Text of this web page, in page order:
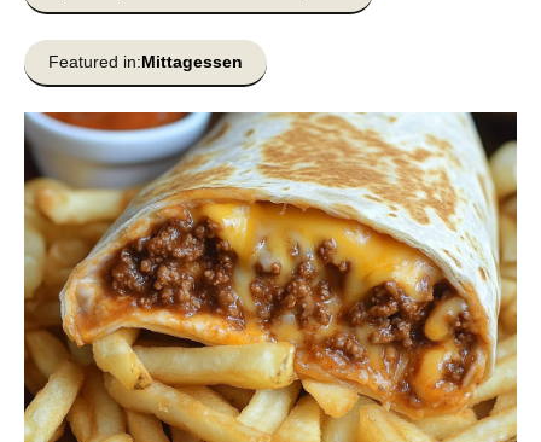
Featured in:Mittagessen